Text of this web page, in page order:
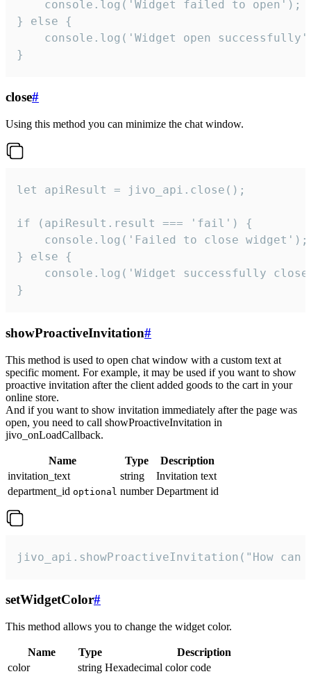
    console.log('Widget failed to open');
} else {
console.log('Widget open
}
close#
Using this method you can minimize the chat window.
let apiResult = jivo_api.close();
if (apiResult.result === 'fail') {
    console.log('Failed to close widget');
} else {
console.log('Widget successfully
}
showProactiveInvitation#
This method is used to open chat window with a custom text at
specific moment. For example, it may be used if you want to show
proactive invitation after the client added goods to the cart in your
online store.
And if you want to show invitation immediately after the page was
open, you need to call showProactiveInvitation in
jivo_onLoadCallback.
Name Type
Description
invitation_text
string
Invitation text
department_id optional number Department id
jivo_api.showProactiveInvitation("How
setWidgetColor#
This method allows you to change the widget color.
Name Type
Description
color
string Hexadecimal color code